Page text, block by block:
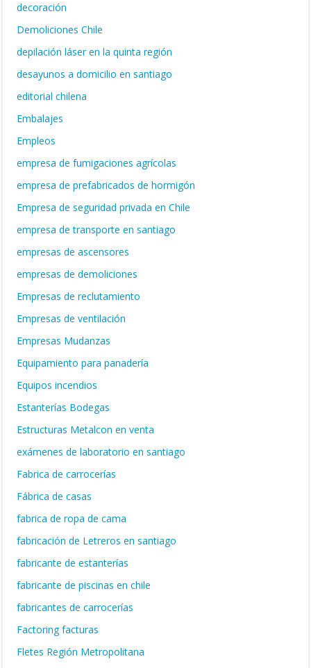
decoración
Demoliciones Chile
depilación láser en la quinta región
desayunos a domicilio en santiago
editorial chilena
Embalajes
Empleos
empresa de fumigaciones agrícolas
empresa de prefabricados de hormigón
Empresa de seguridad privada en Chile
empresa de transporte en santiago
empresas de ascensores
empresas de demoliciones
Empresas de reclutamiento
Empresas de ventilación
Empresas Mudanzas
Equipamiento para panadería
Equipos incendios
Estanterías Bodegas
Estructuras Metalcon en venta
exámenes de laboratorio en santiago
Fabrica de carrocerías
Fábrica de casas
fabrica de ropa de cama
fabricación de Letreros en santiago
fabricante de estanterías
fabricante de piscinas en chile
fabricantes de carrocerías
Factoring facturas
Fletes Región Metropolitana